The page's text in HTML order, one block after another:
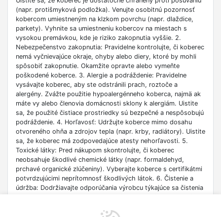
(napr. protišmyková podložka). Venujte osobitnú pozornosť
kobercom umiestneným na klzkom povrchu (napr. dlaždice,
parkety). Vyhnite sa umiestneniu kobercov na miestach s
vysokou premávkou, kde je riziko zakopnutia vyššie. 2.
Nebezpečenstvo zakopnutia: Pravidelne kontrolujte, či koberec
nemá vyčnievajúce okraje, ohyby alebo diery, ktoré by mohli
spôsobiť zakopnutie. Okamžite opravte alebo vymeňte
poškodené koberce. 3. Alergie a podráždenie: Pravidelne
vysávajte koberec, aby ste odstránili prach, roztoče a
alergény. Zvážte použitie hypoalergénneho koberca, najmä ak
máte vy alebo členovia domácnosti sklony k alergiám. Uistite
sa, že použité čistiace prostriedky sú bezpečné a nespôsobujú
podráždenie. 4. Horľavosť: Udržujte koberce mimo dosahu
otvoreného ohňa a zdrojov tepla (napr. krby, radiátory). Uistite
sa, že koberec má zodpovedajúce atesty nehorľavosti. 5.
Toxické látky: Pred nákupom skontrolujte, či koberec
neobsahuje škodlivé chemické látky (napr. formaldehyd,
prchavé organické zlúčeniny). Vyberajte koberce s certifikátmi
potvrdzujúcimi neprítomnosť škodlivých látok. 6. Čistenie a
údržba: Dodržiavajte odporúčania výrobcu týkajúce sa čistenia